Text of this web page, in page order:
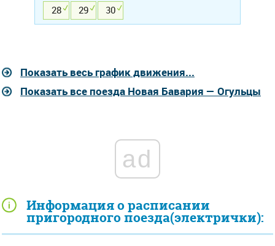
Информация о расписании
пригородного поезда(электрички):
28
29 30
Показать весь график движения...
Показать все поезда Новая Бавария — Огульцы
ad